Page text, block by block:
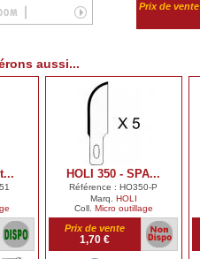
Prix de vente
aussi...
HOLI 350 - SPA...
Référence : HO350-P
Marq. HOLI
Coll. Micro outillage
Prix de vente
1,70 €